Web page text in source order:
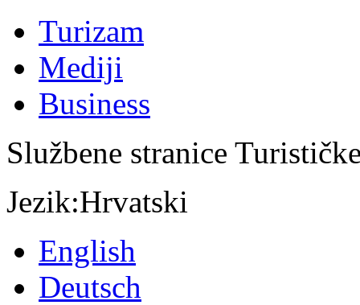
Turizam
Mediji
Business
Službene stranice
Jezik:Hrvatski
English
Deutsch